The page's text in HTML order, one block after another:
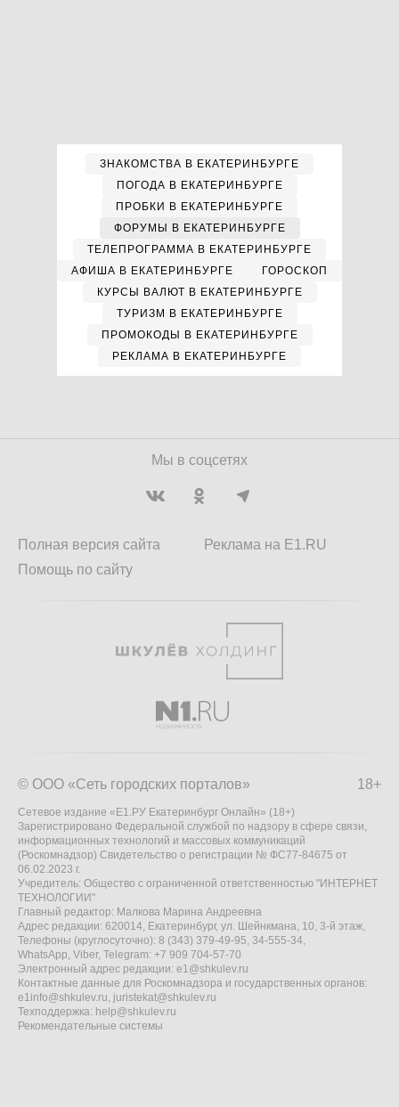
ЗНАКОМСТВА В ЕКАТЕРИНБУРГЕ
ПОГОДА В ЕКАТЕРИНБУРГЕ
ПРОБКИ В ЕКАТЕРИНБУРГЕ
ФОРУМЫ В ЕКАТЕРИНБУРГЕ
ТЕЛЕПРОГРАММА В ЕКАТЕРИНБУРГЕ
АФИША В ЕКАТЕРИНБУРГЕ
ГОРОСКОП
КУРСЫ ВАЛЮТ В ЕКАТЕРИНБУРГЕ
ТУРИЗМ В ЕКАТЕРИНБУРГЕ
ПРОМОКОДЫ В ЕКАТЕРИНБУРГЕ
РЕКЛАМА В ЕКАТЕРИНБУРГЕ
Мы в соцсетях
Полная версия сайта
Помощь по сайту
Реклама на E1.RU
18+
© ООО «Сеть городских порталов»
Сетевое издание «Е1.РУ Екатеринбург Онлайн» (18+)
Зарегистрировано Федеральной службой по надзору в сфере связи,
информационных технологий и массовых коммуникаций
(Роскомнадзор) Свидетельство о регистрации № ФС77-84675 от
06.02.2023 г.
Учредитель: Общество с ограниченной ответственностью "ИНТЕРНЕТ
ТЕХНОЛОГИИ"
Главный редактор: Малкова Марина Андреевна
Адрес редакции: 620014, Екатеринбург, ул. Шейнкмана, 10, 3-й этаж,
Телефоны (круглосуточно): 8 (343) 379-49-95, 34-555-34,
WhatsApp, Viber, Telegram: +7 909 704-57-70
Электронный адрес редакции: e1@shkulev.ru
Контактные данные для Роскомнадзора и государственных органов:
e1info@shkulev.ru, juristekat@shkulev.ru
Техподдержка: help@shkulev.ru
Рекомендательные системы